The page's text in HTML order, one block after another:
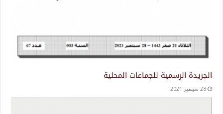
الجريدة الرسمية للجماعات المحلية
28 سبتمبر 2021